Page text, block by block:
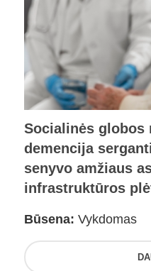
Socialinės globos
demencija
senyvo amžiaus
infrastruktūros
Būsena: Vykdomas